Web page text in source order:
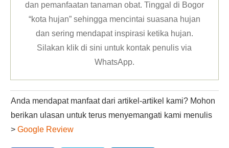
dan pemanfaatan tanaman obat. Tinggal di Bogor
“kota hujan” sehingga mencintai suasana hujan
dan sering mendapat inspirasi ketika hujan.
Silakan klikdi sini untuk kontak penulis via
WhatsApp.
Anda mendapat manfaat dari artikel-artikel kami? Mohon
berikan ulasan untuk terus menyemangati kami menulis
> Google Review